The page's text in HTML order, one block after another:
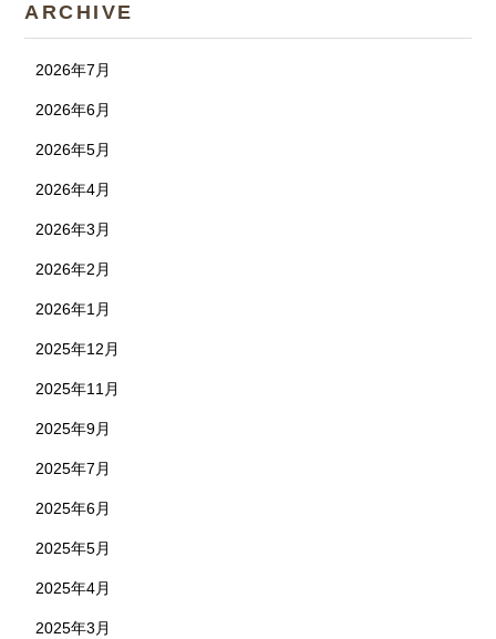
ARCHIVE
2026年7月
2026年6月
2026年5月
2026年4月
2026年3月
2026年2月
2026年1月
2025年12月
2025年11月
2025年9月
2025年7月
2025年6月
2025年5月
2025年4月
2025年3月